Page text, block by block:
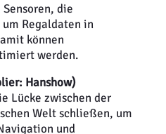
die
Regaldaten in
können
werden.
Hanshow)
Lücke zwischen der
Welt schließen, um
und